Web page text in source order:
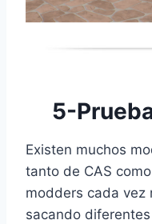
5-
Existen muchos
tanto de CAS
modders cada vez
sacando